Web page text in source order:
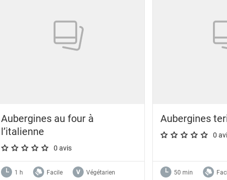
Aubergines au four à
l’italienne
A star rating of 0 out of 5.
0 avis
1 h Facile Végétarien
Aubergines
A star rating of 0
0
50 min